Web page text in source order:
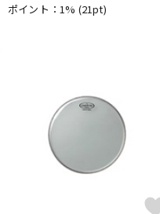
ポイント：1% (21pt)